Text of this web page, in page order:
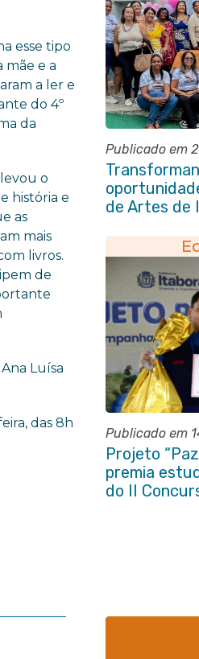
esse tipo
mãe e a
a ler e
do 4º
da
o
história e
as
mais
livros.
de
Luísa
das 8h
Publicado em
de Artes de
Publicado em
Projeto
premia
do II